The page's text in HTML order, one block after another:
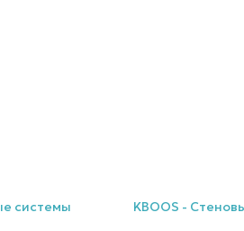
системы KBOOS -